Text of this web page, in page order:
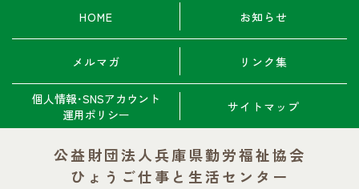
HOME お知らせ
メルマガ リンク集
個人情報･SNSアカウント
運用ポリシー
サイトマップ
公益財団法人兵庫県勤労福祉協会
ひょうご仕事と生活センター